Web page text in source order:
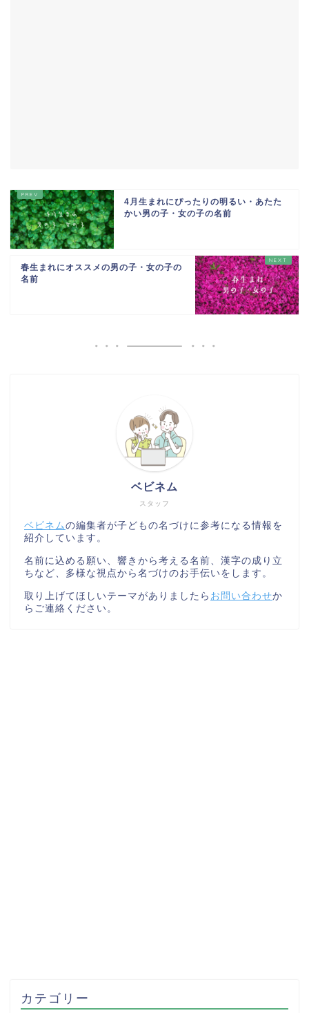
4月生まれにぴったりの明るい・あたた
かい男の子・女の子の名前
春生まれにオススメの男の子・女の子の
名前
スタッフ
ベビネム
ベビネムの編集者が子どもの名づけに参考になる情報を
紹介しています。
名前に込める願い、響きから考える名前、漢字の成り立
ちなど、多様な視点から名づけのお手伝いをします。
取り上げてほしいテーマがありましたら お問い合わせか
らご連絡ください。
カテゴリー